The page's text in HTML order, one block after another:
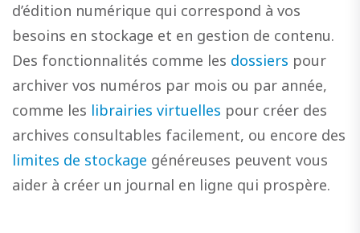
d’édition numérique qui correspond à vos
besoins en stockage et en gestion de contenu.
Des fonctionnalités comme les dossiers pour
archiver vos numéros par mois ou par année,
comme les librairies virtuelles pour créer des
archives consultables facilement, ou encore des
limites de stockage généreuses peuvent vous
aider à créer un journal en ligne qui prospère.